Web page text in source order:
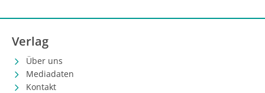
Verlag
Über uns
Mediadaten
Kontakt